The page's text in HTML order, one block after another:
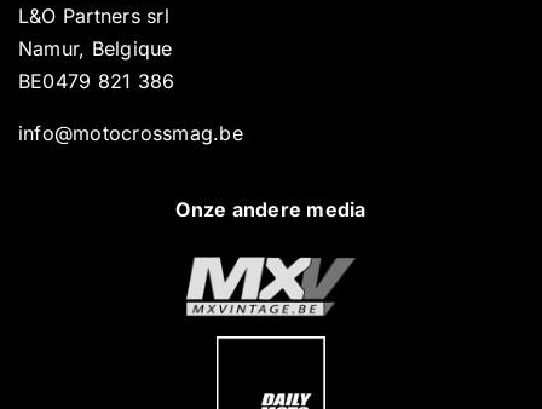
L&O Partners srl
Namur, Belgique
BE0479 821 386
info@motocrossmag.be
Onze andere media